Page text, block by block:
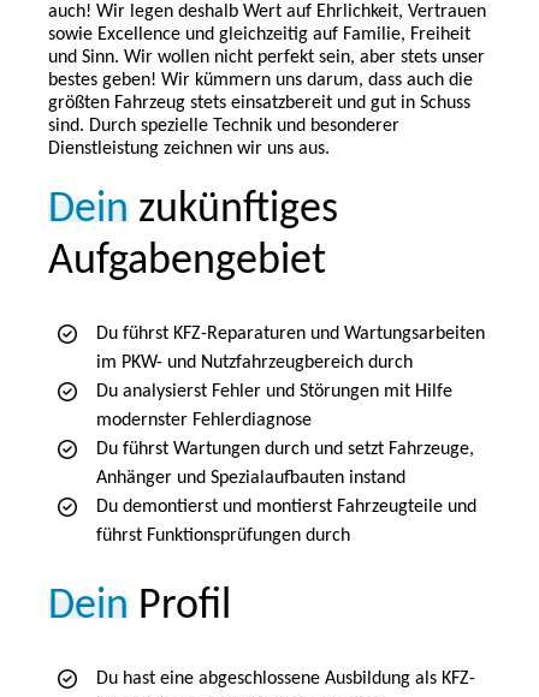
auch! Wir legen deshalb Wert auf Ehrlichkeit, Vertrauen
sowie Excellence und gleichzeitig auf Familie, Freiheit
und Sinn. Wir wollen nicht perfekt sein, aber stets unser
bestes geben! Wir kümmern uns darum, dass auch die
größten Fahrzeug stets einsatzbereit und gut in Schuss
sind. Durch spezielle Technik und besonderer
Dienstleistung zeichnen wir uns aus.
Dein zukünftiges
Aufgabengebiet
Du führst KFZ-Reparaturen und Wartungsarbeiten
im PKW- und Nutzfahrzeugbereich durch
Du analysierst Fehler und Störungen mit Hilfe
modernster Fehlerdiagnose
Du führst Wartungen durch und setzt Fahrzeuge,
Anhänger und Spezialaufbauten instand
Du demontierst und montierst Fahrzeugteile und
führst Funktionsprüfungen durch
Dein Profil
Du hast eine abgeschlossene Ausbildung als KFZ-